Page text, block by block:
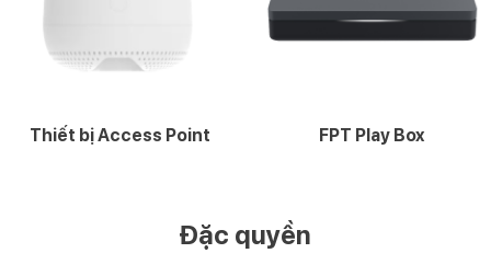
Thiết bị Access Point FPT Play Box
Đặc quyền